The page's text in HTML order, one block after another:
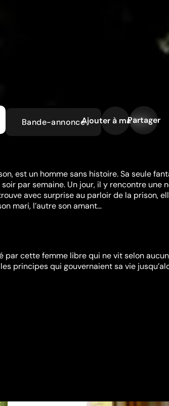
Bande-annonceAjouter à ma liste
Partager
est un homme sans histoire. Sa seule
par semaine. Un jour, il y rencontre une
avec surprise au parloir de la prison,
mari, l’autre son amant…
par cette femme libre qui ne vit selon
principes qui gouvernaient sa vie